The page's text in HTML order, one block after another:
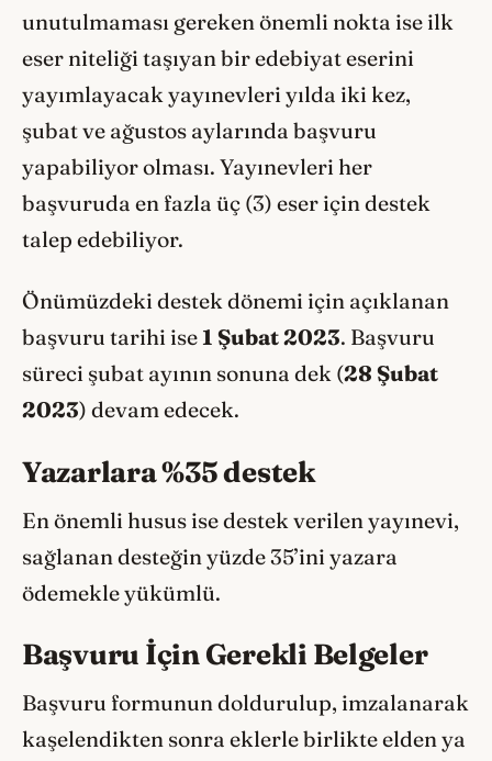
unutulmaması gereken önemli nokta ise ilk
eser niteliği taşıyan bir edebiyat eserini
yayımlayacak yayınevleri yılda iki kez,
şubat ve ağustos aylarında başvuru
yapabiliyor olması. Yayınevleri her
başvuruda en fazla üç (3) eser için destek
talep edebiliyor.
Önümüzdeki destek dönemi için açıklanan
başvuru tarihi ise1 Şubat 2023. Başvuru
süreci şubat ayının sonuna dek (28 Şubat
2023) devam edecek.
Yazarlara %35 destek
En önemli husus ise destek verilen yayınevi,
sağlanan desteğin yüzde 35’ini yazara
ödemekle yükümlü.
Başvuru İçin Gerekli Belgeler
Başvuru formunun doldurulup, imzalanarak
kaşelendikten sonra eklerle birlikte elden ya